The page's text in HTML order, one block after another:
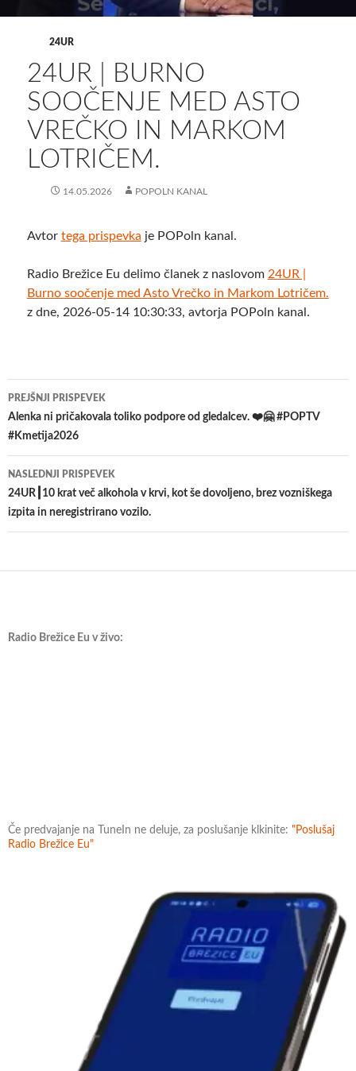
24UR
24UR | BURNO
SOOČENJE MED ASTO
VREČKO IN MARKOM
LOTRIČEM.
14.05.2026 POPOLN KANAL
Avtor tega prispevka je POPoln kanal.
Radio Brežice Eu delimo članek z naslovom 24UR |
Burno soočenje med Asto Vrečko in Markom Lotričem.
z dne, 2026-05-14 10:30:33, avtorja POPoln kanal.
Krmarjenje
po
prispevkih
PREJŠNJI PRISPEVEK
Alenka ni pričakovala toliko podpore od gledalcev. ❤️🤗 #POPTV
#Kmetija2026
NASLEDNJI PRISPEVEK
24UR┃10 krat več alkohola v krvi, kot še dovoljeno, brez vozniškega
izpita in neregistrirano vozilo.
Radio Brežice Eu v živo:
Če predvajanje na TuneIn ne deluje, za poslušanje klkinite: "Poslušaj
Radio Brežice Eu"